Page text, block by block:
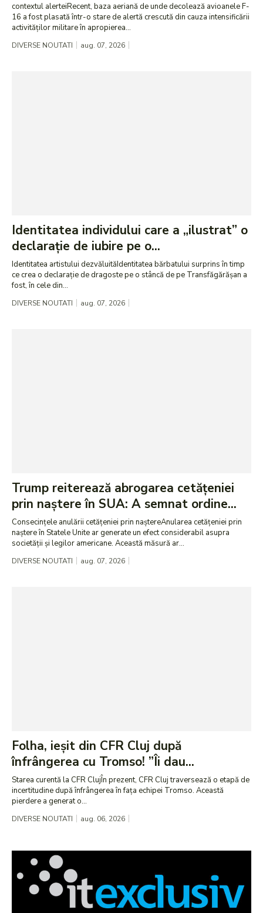
contextul alerteiRecent, baza aeriană de unde decolează avioanele F-
16 a fost plasată într-o stare de alertă crescută din cauza intensificării
activităților militare în apropierea...
DIVERSE NOUTATI aug. 07, 2026
Identitatea individului care a „ilustrat” o
declarație de iubire pe o...
Identitatea artistului dezvăluităIdentitatea bărbatului surprins în timp
ce crea o declarație de dragoste pe o stâncă de pe Transfăgărășan a
fost, în cele din...
DIVERSE NOUTATI aug. 07, 2026
Trump reiterează abrogarea cetățeniei
prin naștere în SUA: A semnat ordine...
Consecințele anulării cetățeniei prin naștereAnularea cetățeniei prin
naștere în Statele Unite ar generate un efect considerabil asupra
societății și legilor americane. Această măsură ar...
DIVERSE NOUTATI aug. 07, 2026
Folha, ieșit din CFR Cluj după
înfrângerea cu Tromso! ”Îi dau...
Starea curentă la CFR ClujÎn prezent, CFR Cluj traversează o etapă de
incertitudine după înfrângerea în fața echipei Tromso. Această
pierdere a generat o...
DIVERSE NOUTATI aug. 06, 2026